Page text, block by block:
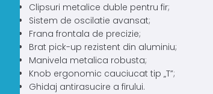
Clipsuri metalice duble pentru fir;
Sistem de oscilatie avansat;
Frana frontala de precizie;
Brat pick-up rezistent din aluminiu;
Manivela metalica robusta;
Knob ergonomic cauciucat tip „T”;
Ghidaj antirasucire a firului.